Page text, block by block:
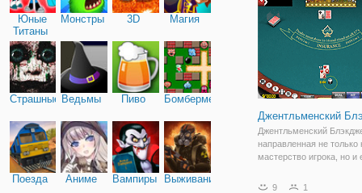
Юные
Титаны
Монстры 3D Магия
Страшные Ведьмы Пиво Бомбермен
Поезда Аниме Вампиры Выживание
ячейки.
Джентльменский
Джентльменский
направленная не только
мастерство игрока, но и
реальной жизни покер
9 1